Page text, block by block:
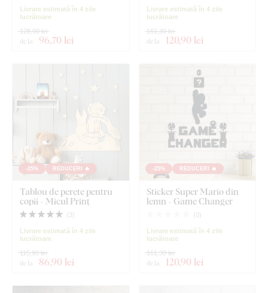
Livrare estimată în 4 zile
lucrătoare
de la 96,70 lei
128,90 lei
Livrare estimată în 4 zile
lucrătoare
de la 120,90 lei
161,30 lei
-25% REDUCERI 🔥
Tablou de perete pentru
copii - Micul Prinț
( 3)
Livrare estimată în 4 zile
lucrătoare
de la 86,90 lei
115,90 lei
-25% REDUCERI 🔥
Sticker Super Mario din
lemn - Game Changer
( 0)
Livrare estimată în 4 zile
lucrătoare
de la 120,90 lei
161,30 lei